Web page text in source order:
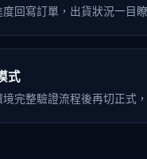
回寫訂單，出貨狀況一目瞭
式
完整驗證流程後再切正式